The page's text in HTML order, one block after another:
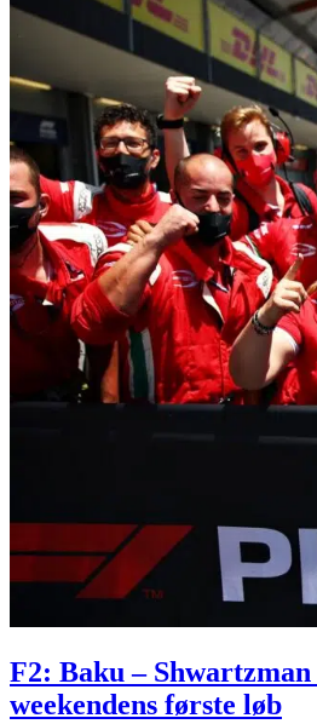
F2: Baku –
weekendens første løb